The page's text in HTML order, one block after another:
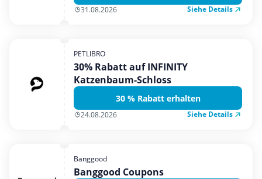
31.08.2026 Siehe Details
PETLIBRO
30% Rabatt auf INFINITY
Katzenbaum-Schloss
30 % Rabatt erhalten
24.08.2026 Siehe Details
Banggood
Banggood Coupons